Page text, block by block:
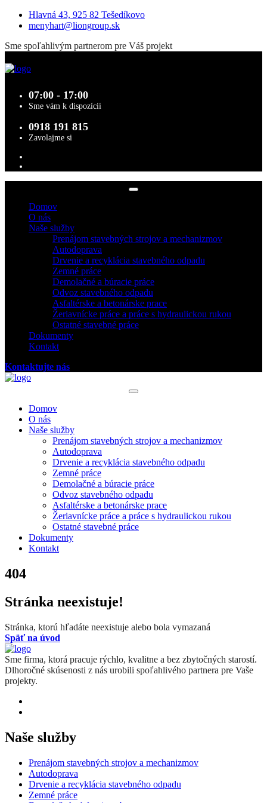
Hlavná 43, 925 82 Tešedíkovo
menyhart@liongroup.sk
Sme spoľahlivým partnerom pre Váš projekt
07:00 - 17:00
Sme vám k dispozícii
0918 191 815
Zavolajme si
Domov
O nás
Naše služby
Prenájom stavebných strojov a mechanizmov
Autodoprava
Drvenie a recyklácia stavebného odpadu
Zemné práce
Demolačné a búracie práce
Odvoz stavebného odpadu
Asfaltérske a betonárske prace
Žeriavnícke práce a práce s hydraulickou rukou
Ostatné stavebné práce
Dokumenty
Kontakt
Kontaktujte nás
Domov
O nás
Naše služby
Prenájom stavebných strojov a mechanizmov
Autodoprava
Drvenie a recyklácia stavebného odpadu
Zemné práce
Demolačné a búracie práce
Odvoz stavebného odpadu
Asfaltérske a betonárske prace
Žeriavnícke práce a práce s hydraulickou rukou
Ostatné stavebné práce
Dokumenty
Kontakt
404
Stránka neexistuje!
Stránka, ktorú hľadáte neexistuje alebo bola vymazaná
Späť na úvod
Sme firma, ktorá pracuje rýchlo, kvalitne a bez zbytočných starostí.
Dlhoročné skúsenosti z nás urobili spoľahlivého partnera pre Vaše
projekty.
Naše služby
Prenájom stavebných strojov a mechanizmov
Autodoprava
Drvenie a recyklácia stavebného odpadu
Zemné práce